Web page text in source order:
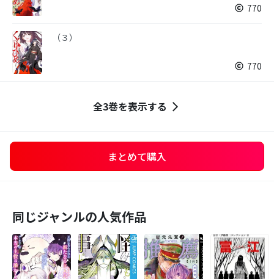
770
（３）
770
全3巻を表示する
まとめて購入
同じジャンルの人気作品